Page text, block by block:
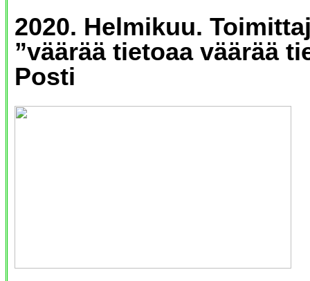
2020. Helmikuu.
”väärää tietoaa väärää
Posti